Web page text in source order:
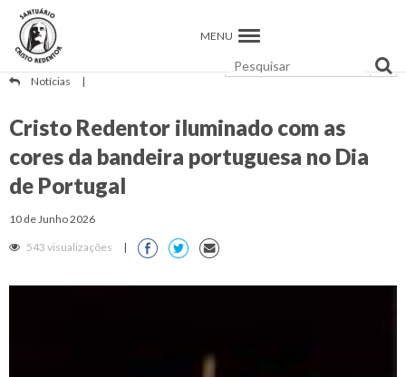
MENU
Notícias |
Cristo Redentor iluminado com as
cores da bandeira portuguesa no Dia
de Portugal
10 de Junho 2026
543 visualizações |